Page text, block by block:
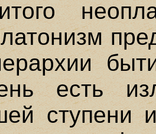
есть
ступени